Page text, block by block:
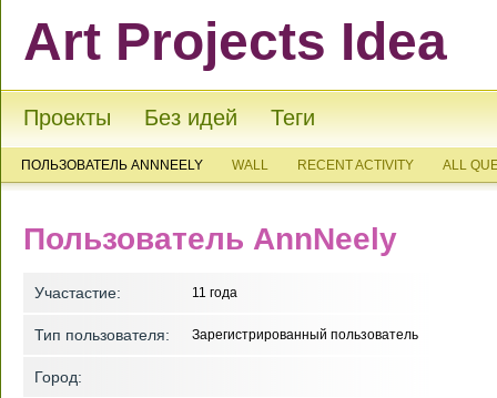
Art Projects Idea
Проекты Без идей Теги
ПОЛЬЗОВАТЕЛЬ ANNNEELY WALL RECENT ACTIVITY ALL
Пользователь AnnNeely
Участастие: 11 года
Тип пользователя: Зарегистрированный пользователь
Город: